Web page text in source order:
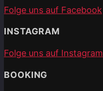
Folge uns auf Facebook
INSTAGRAM
Folge uns auf Instagram
BOOKING